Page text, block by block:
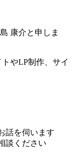
康介と申しま
トやLP制作、サイ
話を伺います
談ください